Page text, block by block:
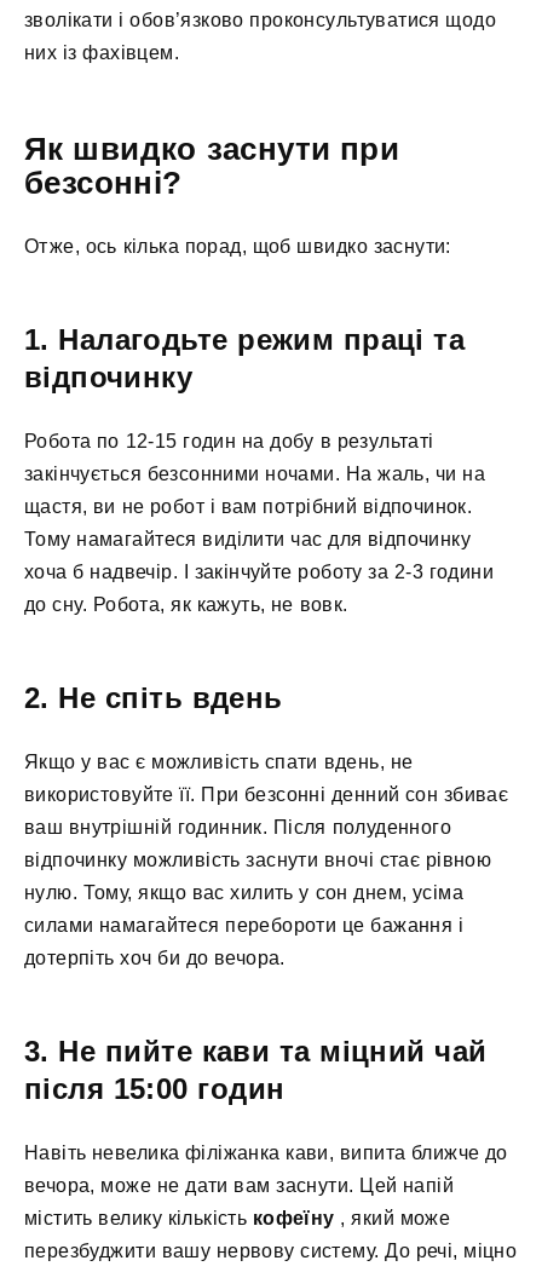
зволікати і обов’язково проконсультуватися щодо
них із фахівцем.
Як швидко заснути при
безсонні?
Отже, ось кілька порад, щоб швидко заснути:
1. Налагодьте режим праці та
відпочинку
Робота по 12-15 годин на добу в результаті
закінчується безсонними ночами. На жаль, чи на
щастя, ви не робот і вам потрібний відпочинок.
Тому намагайтеся виділити час для відпочинку
хоча б надвечір. І закінчуйте роботу за 2-3 години
до сну. Робота, як кажуть, не вовк.
2. Не спіть вдень
Якщо у вас є можливість спати вдень, не
використовуйте її. При безсонні денний сон збиває
ваш внутрішній годинник. Після полуденного
відпочинку можливість заснути вночі стає рівною
нулю. Тому, якщо вас хилить у сон днем, усіма
силами намагайтеся перебороти це бажання і
дотерпіть хоч би до вечора.
3. Не пийте кави та міцний чай
після 15:00 годин
Навіть невелика філіжанка кави, випита ближче до
вечора, може не дати вам заснути. Цей напій
містить велику кількість кофеїну , який може
перезбуджити вашу нервову систему. До речі, міцно